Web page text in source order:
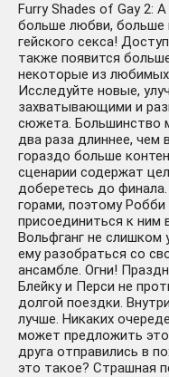
Furry Shades of Gay 2:
больше любви, больше
гейского секса!
также появится
некоторые из
Исследуйте новые,
захватывающими и
сюжета. Большинство
два раза длиннее, чем
гораздо больше
сценарии содержат
доберетесь до
горами, поэтому
присоединиться к ним
Вольфганг не слишком
ему разобраться со
ансамбле. Огни!
Блейку и Перси не
долгой поездки.
лучше. Никаких
может предложить
друга отправились в
это такое? Страшная